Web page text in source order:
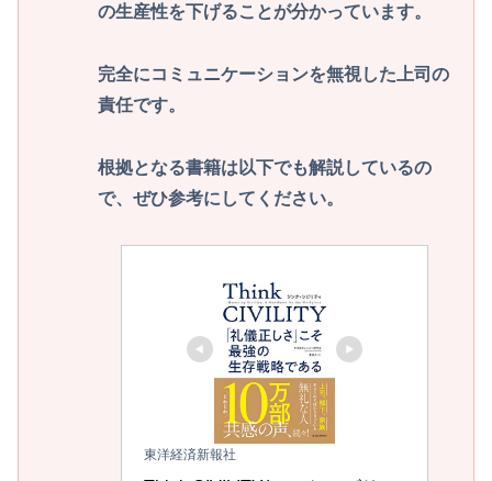
の生産性を下げることが分かっています。
完全にコミュニケーションを無視した上司の
責任です。
根拠となる書籍は以下でも解説しているの
で、ぜひ参考にしてください。
東洋経済新報社